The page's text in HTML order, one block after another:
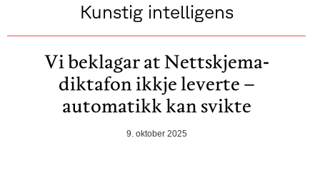
Kunstig intelligens
Vi beklagar at Nettskjema-
diktafon ikkje leverte –
automatikk kan svikte
9. oktober 2025